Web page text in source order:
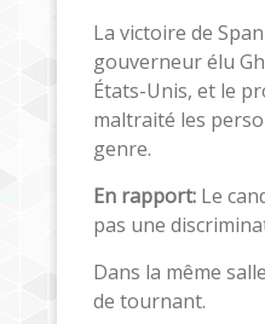
La victoire de
gouverneur élu
États-Unis, et le
maltraité les
genre.
En rapport: Le
pas une
Dans la même
de tournant.